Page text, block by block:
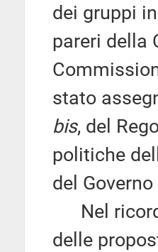
dei gruppi
pareri della
stato
bis, del
politiche
del
Nel
delle